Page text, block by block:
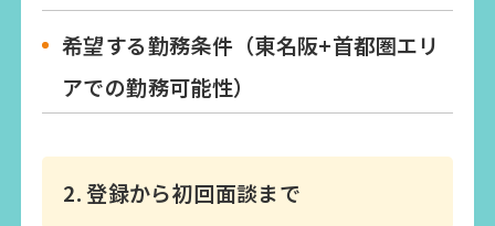
希望する勤務条件（東名阪+首都圏エリ
アでの勤務可能性）
2. 登録から初回面談まで